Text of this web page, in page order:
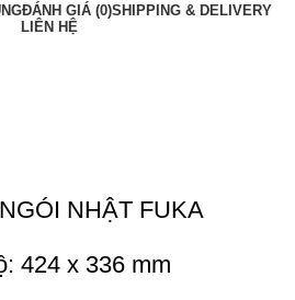
ĐÁNH GIÁ (0)SHIPPING & DELIVERY
LIÊN HỆ
NHẬT FUKA
424 x 336 mm